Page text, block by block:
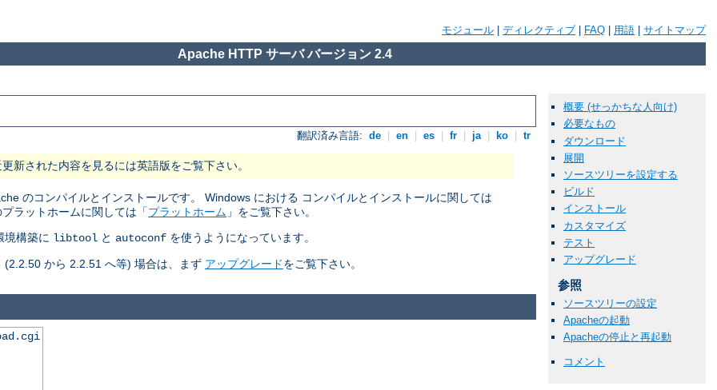
モジュール ディレクティブ FAQ 用語 サイトマップ
Apache HTTP サーバ バージョン 2.4
翻訳済み言語: de en es fr ja ko tr
新された内容を見るには英語版をご覧下さい。
のコンパイルとインストールです。 Windows における コンパイルとインストールに関しては
ラットホームに関しては「プラットホーム 」をご覧下さい。
境構築に libtool と autoconf を使うようになっています。
から 2.2.51 へ等) 場合は、まず アップグレードをご覧下さい。
概要 (せっかちな人向け)
必要なもの
ダウンロード
展開
ソースツリーを設定する
ビルド
インストール
カスタマイズ
テスト
アップグレード
参照
ソースツリーの設定
Apacheの起動
Apacheの停止と再起動
コメント